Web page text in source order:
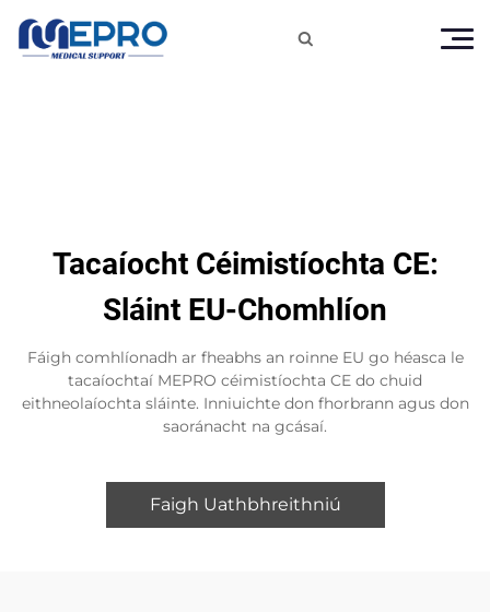

Tacaíocht Céimistíochta CE:
Sláint EU-Chomhlíon
Fáigh comhlíonadh ar fheabhs an roinne EU go héasca le
tacaíochtaí MEPRO céimistíochta CE do chuid
eithneolaíochta sláinte. Inniuichte don fhorbrann agus don
saoránacht na gcásaí.
Faigh Uathbhreithniú